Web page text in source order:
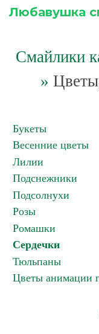
Любавушка
Смайлики
»
Букеты
Весенние цветы
Лилии
Подснежники
Подсолнухи
Розы
Ромашки
Сердечки
Тюльпаны
Цветы анимации